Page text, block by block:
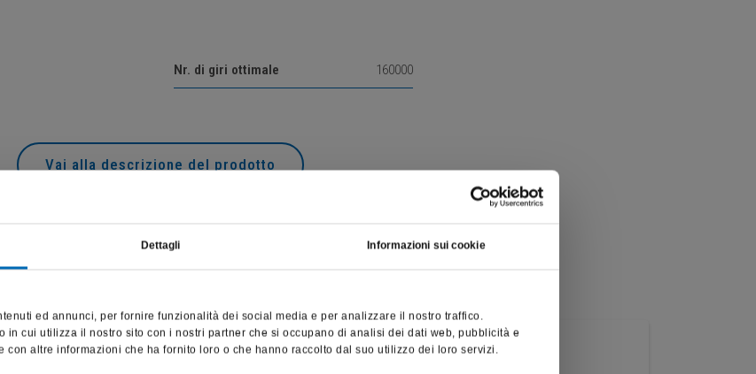
Dettagli Informazioni sui cookie
ed annunci, per fornire funzionalità dei social media e per analizzare il nostro traffico.
in cui utilizza il nostro sito con i nostri partner che si occupano di analisi dei dati web, pubblicità e
con altre informazioni che ha fornito loro o che hanno raccolto dal suo utilizzo dei loro servizi.
Nr. di giri ottimale 160000
Vai alla descrizione del prodotto
dati, prodotti e beni sensibili per la salute e la sicurezza
pertanto, per visitare il sito, dichiaro di essere un
operatore sanitario.